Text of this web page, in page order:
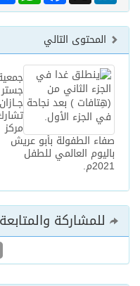
المحتوى التالي
جستر
جــازان
مركز
صفاء الطفولة بأبو عريش
باليوم العالمي للطفل
2021م.
للمشاركة والمتابعة